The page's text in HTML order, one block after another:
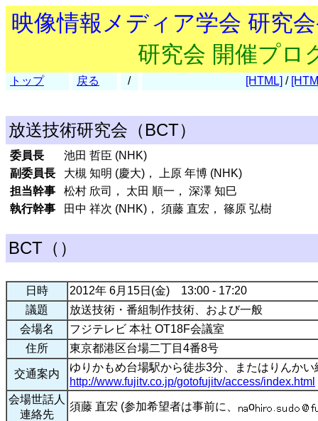
映像情報メディア学会 研究
研究会 開催プロ
トップ 戻る / [HTML] /
放送技術研究会（BCT）
委員長
池田 哲臣 (NHK)
副委員長
大槻 知明 (慶大)， 上原 年博 (NHK)
担当幹事
松村 欣司， 太田 順一， 深澤 知巳
執行幹事
田中 祥次 (NHK)， 須藤 直宏， 篠原 弘樹
BCT（）
日時
2012年 6月15日(金) 13:00 - 17:20
議題
放送技術・番組制作技術、および一般
会場名
フジテレビ 本社 OT18F会議室
住所
東京都港区台場二丁目4番8号
交通案内
ゆりかもめ台場駅から徒歩3分、またはりんか
http://www.fujitv.co.jp/gotofujitv/access/index.html
会場世話人
連絡先
須藤 直宏 (参加希望者は事前に、 o